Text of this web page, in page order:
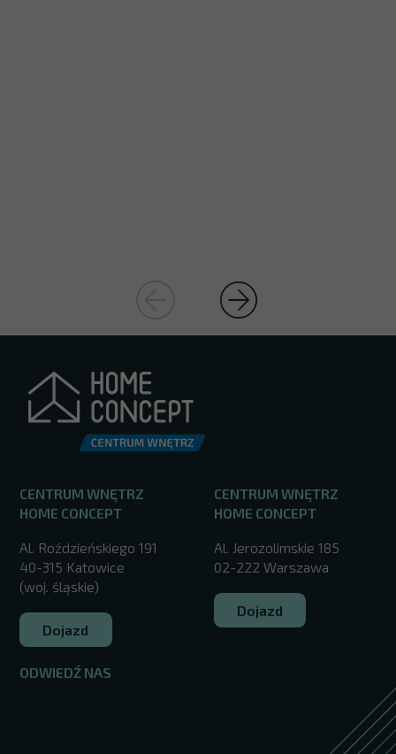
CENTRUM WNĘTRZ
HOME CONCEPT
Al. Roździeńskiego 191
40-315 Katowice
(woj. śląskie)
Dojazd
ODWIEDŹ NAS
CENTRUM WNĘTRZ
HOME CONCEPT
Al. Jerozolimskie 185
02-222 Warszawa
Dojazd